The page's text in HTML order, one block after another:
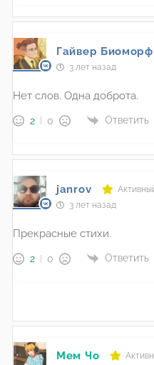
Гайвер Биоморф
3 лет назад
Нет слов. Одна доброта.
2 0 Ответить
janrov
3 лет назад
Прекрасные стихи.
2 0 Ответить
Мем Чо